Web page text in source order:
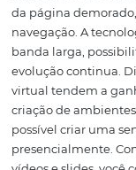
Quais
A primeira coisa
disponíveis
mídia. Algumas